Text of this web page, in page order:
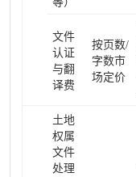
文件
认证
与翻
译费
按页数/
字数市
场定价
土地
权属
文件
处理